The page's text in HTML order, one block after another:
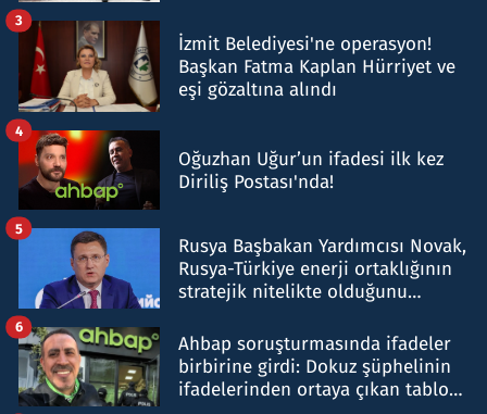
İzmit Belediyesi'ne operasyon!
Başkan Fatma Kaplan Hürriyet ve
eşi gözaltına alındı
3
Oğuzhan Uğur’un ifadesi ilk kez
Diriliş Postası'nda!
4
Rusya Başbakan Yardımcısı Novak,
Rusya-Türkiye enerji ortaklığının
stratejik nitelikte olduğunu
5
Ahbap soruşturmasında ifadeler
birbirine girdi: Dokuz şüphelinin
ifadelerinden ortaya çıkan tablo
6